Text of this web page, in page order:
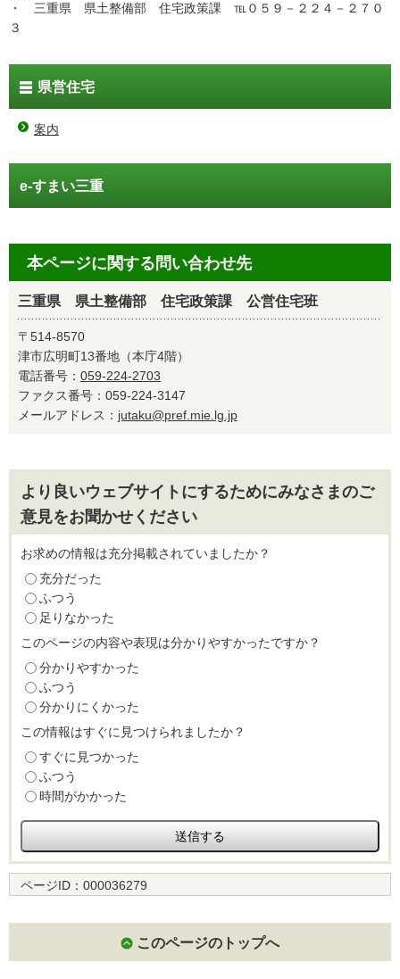
・ 三重県 県土整備部 住宅政策課 ℡０５９－２２４－２７０
３
県営住宅
案内
e-すまい三重
本ページに関する問い合わせ先
三重県 県土整備部 住宅政策課 公営住宅班
〒514-8570
津市広明町13番地（本庁4階）
電話番号： 059-224-2703
ファクス番号：059-224-3147
メールアドレス： jutaku@pref.mie.lg.jp
より良いウェブサイトにするためにみなさまのご
意見をお聞かせください
お求めの情報は充分掲載されていましたか？
充分だった
ふつう
足りなかった
このページの内容や表現は分かりやすかったですか？
分かりやすかった
ふつう
分かりにくかった
この情報はすぐに見つけられましたか？
すぐに見つかった
ふつう
時間がかかった
ページID： 000036279
このページのトップへ